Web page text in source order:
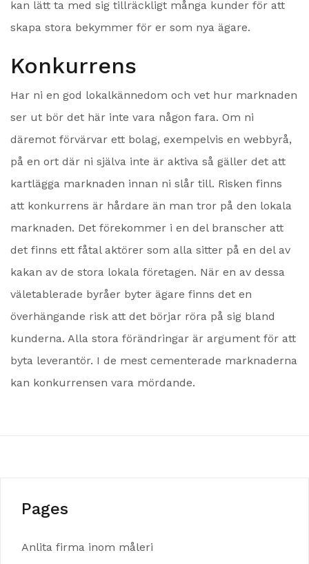
kan lätt ta med sig tillräckligt många kunder för att
skapa stora bekymmer för er som nya ägare.
Konkurrens
Har ni en god lokalkännedom och vet hur marknaden
ser ut bör det här inte vara någon fara. Om ni
däremot förvärvar ett bolag, exempelvis en webbyrå,
på en ort där ni själva inte är aktiva så gäller det att
kartlägga marknaden innan ni slår till. Risken finns
att konkurrens är hårdare än man tror på den lokala
marknaden. Det förekommer i en del branscher att
det finns ett fåtal aktörer som alla sitter på en del av
kakan av de stora lokala företagen. När en av dessa
väletablerade byråer byter ägare finns det en
överhängande risk att det börjar röra på sig bland
kunderna. Alla stora förändringar är argument för att
byta leverantör. I de mest cementerade marknaderna
kan konkurrensen vara mördande.
Pages
Anlita firma inom måleri